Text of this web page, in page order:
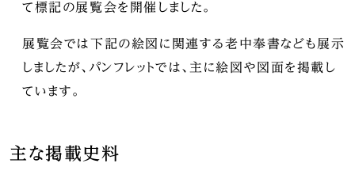
て標記の展覧会を開催しました。
展覧会では下記の絵図に関連する老中奉書なども展示
しましたが、パンフレットでは、主に絵図や図面を掲載し
ています。
主な掲載史料